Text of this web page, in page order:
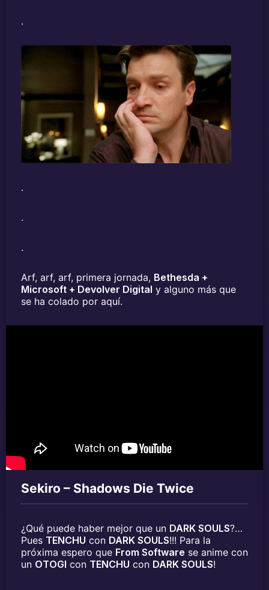
.
.
.
.
Arf, arf, arf, primera jornada, Bethesda +
Microsoft + Devolver Digital y alguno más que
se ha colado por aquí.
Sekiro – Shadows Die Twice
¿Qué puede haber mejor que un DARK SOULS?…
Pues TENCHU con DARK SOULS!!! Para la
próxima espero que From Software se anime con
un OTOGI con TENCHU con DARK SOULS!